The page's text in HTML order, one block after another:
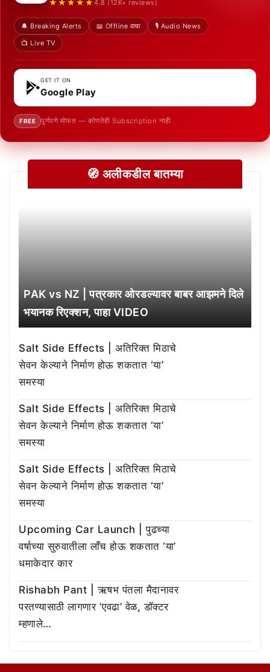
★★★★★ 4.8 (12K+ reviews)
🔔 Breaking Alerts 📖 Offline वाचा
🎙️ Audio News
📺 Live TV
GET IT ON
Google Play
FREE पूर्णपणे मोफत — कोणतेही Subscription नाही
🧭 अलीकडील बातम्या
PAK vs NZ | पत्रकार ओरडल्यावर बाबर आझमने दिले
भयानक रिएक्शन, पाहा VIDEO
Salt Side Effects | अतिरिक्त मिठाचे
सेवन केल्याने निर्माण होऊ शकतात ‘या’
समस्या
Salt Side Effects | अतिरिक्त मिठाचे
सेवन केल्याने निर्माण होऊ शकतात ‘या’
समस्या
Salt Side Effects | अतिरिक्त मिठाचे
सेवन केल्याने निर्माण होऊ शकतात ‘या’
समस्या
Upcoming Car Launch | पुढच्या
वर्षाच्या सुरुवातीला लाँच होऊ शकतात ‘या’
धमाकेदार कार
Rishabh Pant | ऋषभ पंतला मैदानावर
परतण्यासाठी लागणार ‘एवढा’ वेळ, डॉक्टर
म्हणाले…